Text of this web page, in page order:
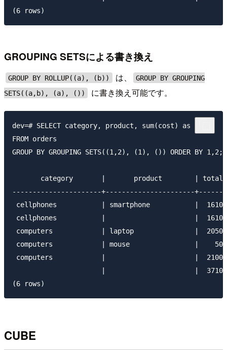
GROUPING SETSによる書き換え
GROUP BY ROLLUP((a), (b)) は、
GROUP BY GROUPING
SETS((a,b), (a), ())
に書き換え可能です。
dev=# SELECT category, product, sum(cost) as total
FROM orders
GROUP BY GROUPING SETS((1,2), (1), ()) ORDER BY 1,2;
       category       |       product        | total
----------------------+----------------------+-------
cellphones           | smartphone           |  1610
cellphones           |                      |  1610
computers            | laptop               |  2050
computers            | mouse                |    50
computers            |                      |  2100
                      |                      |  3710
CUBE